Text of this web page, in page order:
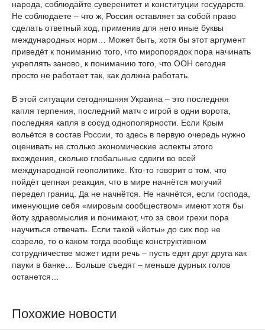
народа, соблюдайте суверенитет и конституции государств.
Не соблюдаете – что ж, Россия оставляет за собой право
сделать ответный ход, применив для него иные буквы
международных норм… Может быть, хотя бы этот аргумент
приведёт к пониманию того, что миропорядок пора начинать
укреплять заново, к пониманию того, что ООН сегодня
просто не работает так, как должна работать.
В этой ситуации сегодняшняя Украина – это последняя
капля терпения, последний матч с игрой в одни ворота,
последняя капля в сосуд однополярности. Если Крым
вольётся в состав России, то здесь в первую очередь нужно
оценивать не столько экономические аспекты этого
вхождения, сколько глобальные сдвиги во всей
международной геополитике. Кто-то говорит о том, что
пойдёт цепная реакция, что в мире начнётся могучий
передел границ. Да не начнётся. Не начнётся, если господа,
именующие себя «мировым сообществом» имеют хотя бы
йоту здравомыслия и понимают, что за свои грехи пора
научиться отвечать. Если такой «йоты» до сих пор не
созрело, то о каком тогда вообще конструктивном
сотрудничестве может идти речь – пусть едят друг друга как
пауки в банке… Больше съедят – меньше дурных голов
останется…
Похожие новости